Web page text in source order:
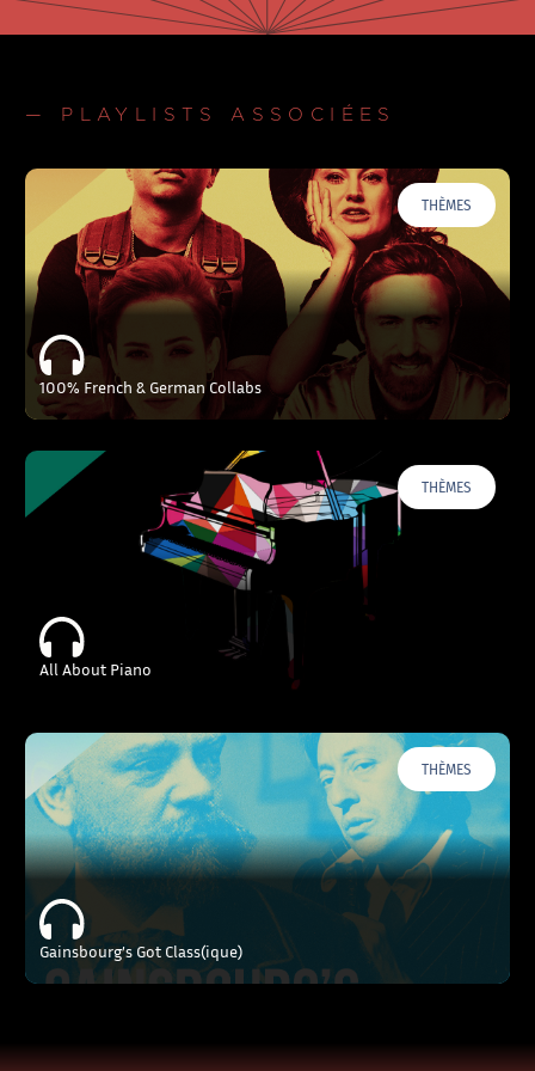
— PLAYLISTS ASSOCIÉES
THÈMES
100% French & German Collabs
THÈMES
All About Piano
THÈMES
Gainsbourg’s Got Class(ique)